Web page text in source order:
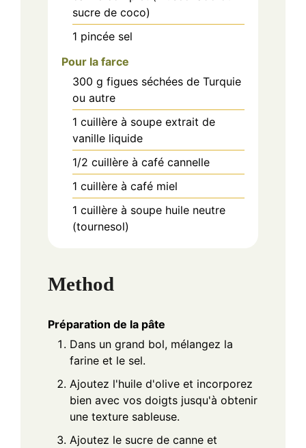
sucre de coco)
1 pincée sel
Pour la farce
300 g figues séchées de Turquie
ou autre
1 cuillère à soupe extrait de
vanille liquide
1/2 cuillère à café cannelle
1 cuillère à café miel
1 cuillère à soupe huile neutre
(tournesol)
Method
Préparation de la pâte
Dans un grand bol, mélangez la
farine et le sel.
Ajoutez l'huile d'olive et incorporez
bien avec vos doigts jusqu'à obtenir
une texture sableuse.
Ajoutez le sucre de canne et